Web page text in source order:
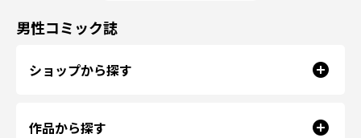
男性コミック誌
ショップから探す
作品から探す